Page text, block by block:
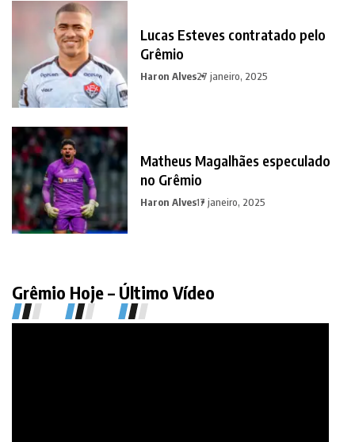
Lucas Esteves contratado pelo
Grêmio
Haron Alves27 janeiro, 2025
Matheus Magalhães especulado
no Grêmio
Haron Alves17 janeiro, 2025
Grêmio Hoje – Último Vídeo